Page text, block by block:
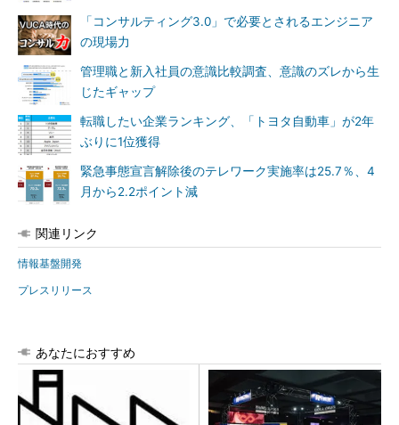
「コンサルティング3.0」で必要とされるエンジニア
の現場力
管理職と新入社員の意識比較調査、意識のズレから生
じたギャップ
転職したい企業ランキング、「トヨタ自動車」が2年
ぶりに1位獲得
緊急事態宣言解除後のテレワーク実施率は25.7％、4
月から2.2ポイント減
関連リンク
情報基盤開発
プレスリリース
あなたにおすすめ